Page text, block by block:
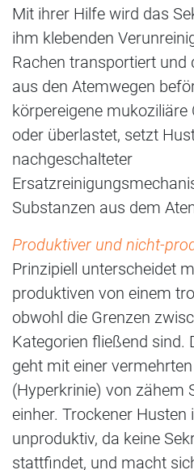
Mit ihrer Hilfe wird das
ihm klebenden
Rachen transportiert und
aus den Atemwegen
körpereigene
oder überlastet, setzt
nachgeschalteter
Substanzen aus dem
Produktiver und nicht-
Prinzipiell unterscheidet
produktiven von einem
obwohl die Grenzen
Kategorien fließend sind.
geht mit einer
(Hyperkrinie) von zähem
einher. Trockener Husten
unproduktiv, da keine
stattfindet, und macht